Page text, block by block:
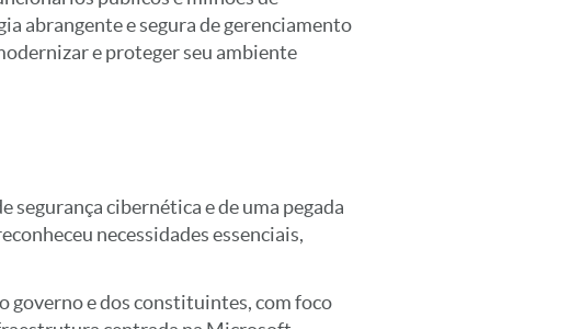
abrangente e segura de gerenciamento
e proteger seu ambiente
segurança cibernética e de uma pegada
necessidades essenciais,
governo e dos constituintes, com foco